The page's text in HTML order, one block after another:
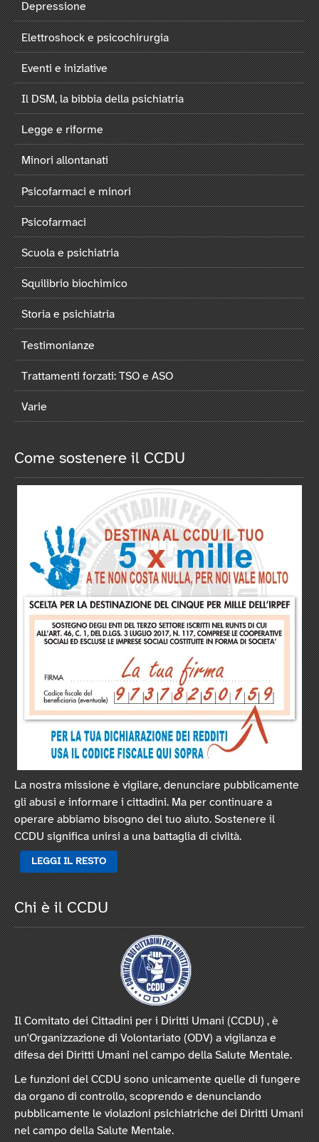
Depressione
Elettroshock e psicochirurgia
Eventi e iniziative
Il DSM, la bibbia della psichiatria
Legge e riforme
Minori allontanati
Psicofarmaci e minori
Psicofarmaci
Scuola e psichiatria
Squilibrio biochimico
Storia e psichiatria
Testimonianze
Trattamenti forzati: TSO e ASO
Varie
Come sostenere il CCDU
La nostra missione è vigilare, denunciare pubblicamente
gli abusi e informare i cittadini. Ma per continuare a
operare abbiamo bisogno del tuo aiuto. Sostenere il
CCDU significa unirsi a una battaglia di civiltà.
LEGGI IL RESTO
Chi è il CCDU
Il Comitato dei Cittadini per i Diritti Umani (CCDU) , è
un'Organizzazione di Volontariato (ODV) a vigilanza e
difesa dei Diritti Umani nel campo della Salute Mentale.
Le funzioni del CCDU sono unicamente quelle di fungere
da organo di controllo, scoprendo e denunciando
pubblicamente le violazioni psichiatriche dei Diritti Umani
nel campo della Salute Mentale.